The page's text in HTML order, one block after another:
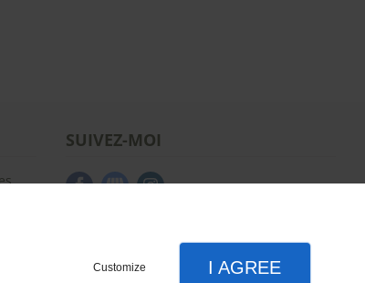
SUIVEZ-MOI
Customize I AGREE